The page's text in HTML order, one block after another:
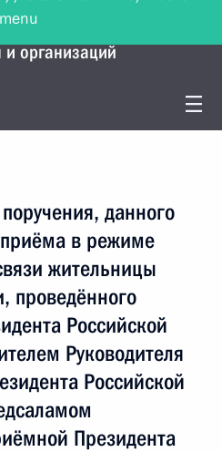
по работе с
организаций
данного
в режиме
жительницы
проведённого
Российской
Руководителя
Российской
Президента
menu